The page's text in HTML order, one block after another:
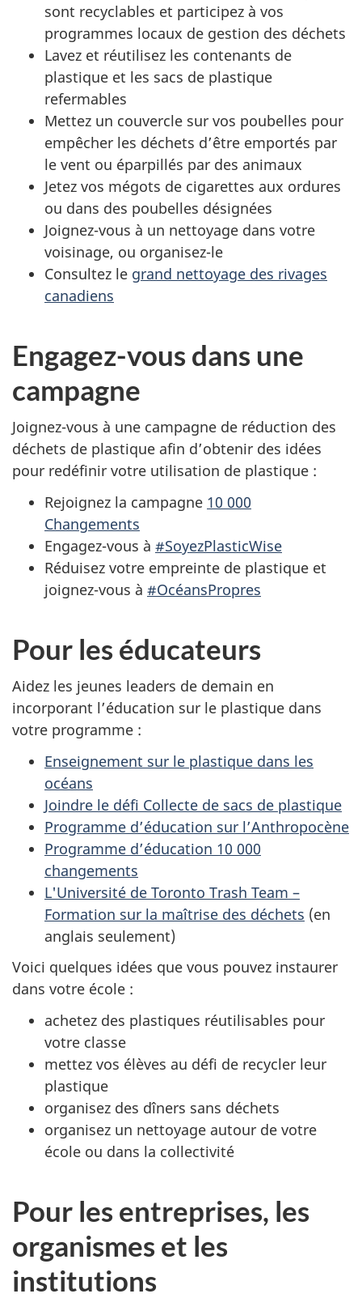
sont recyclables et participez à vos
programmes locaux de gestion des déchets
Lavez et réutilisez les contenants de
plastique et les sacs de plastique
refermables
Mettez un couvercle sur vos poubelles pour
empêcher les déchets d’être emportés par
le vent ou éparpillés par des animaux
Jetez vos mégots de cigarettes aux ordures
ou dans des poubelles désignées
Joignez-vous à un nettoyage dans votre
voisinage, ou organisez-le
Consultez le grand nettoyage des rivages
canadiens
Engagez-vous dans une
campagne
Joignez-vous à une campagne de réduction des
déchets de plastique afin d’obtenir des idées
pour redéfinir votre utilisation de plastique :
Rejoignez la campagne 10 000
Changements
Engagez-vous à #SoyezPlasticWise
Réduisez votre empreinte de plastique et
joignez-vous à #OcéansPropres
Pour les éducateurs
Aidez les jeunes leaders de demain en
incorporant l’éducation sur le plastique dans
votre programme :
Enseignement sur le plastique dans les
océans
Joindre le défi Collecte de sacs de plastique
Programme d’éducation sur l’Anthropocène
Programme d’éducation 10 000
changements
L'Université de Toronto Trash Team –
Formation sur la maîtrise des déchets (en
anglais seulement)
Voici quelques idées que vous pouvez instaurer
dans votre école :
achetez des plastiques réutilisables pour
votre classe
mettez vos élèves au défi de recycler leur
plastique
organisez des dîners sans déchets
organisez un nettoyage autour de votre
école ou dans la collectivité
Pour les entreprises, les
organismes et les
institutions